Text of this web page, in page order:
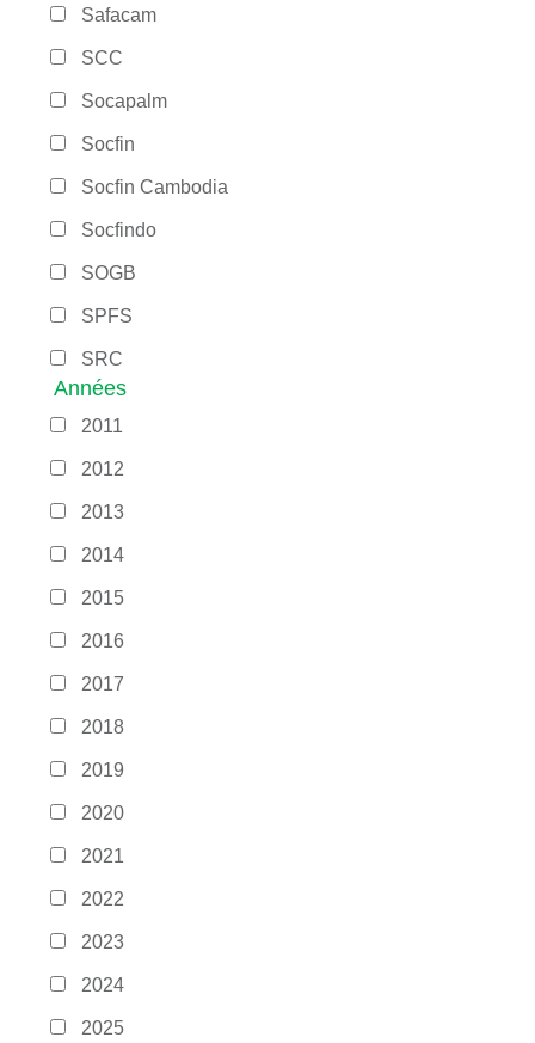
Safacam
SCC
Socapalm
Socfin
Socfin Cambodia
Socfindo
SOGB
SPFS
SRC
Années
2011
2012
2013
2014
2015
2016
2017
2018
2019
2020
2021
2022
2023
2024
2025